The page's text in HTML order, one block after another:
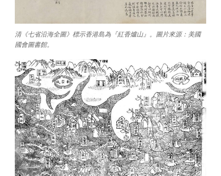
清《七省沿海全圖》標示香港島為『紅香爐山』。圖片來源：美國
國會圖書館。